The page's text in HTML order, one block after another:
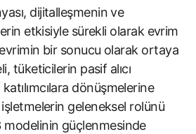
dijitalleşmenin ve
etkisiyle sürekli olarak evrim
bir sonucu olarak ortaya
tüketicilerin pasif alıcı
dönüşmelerine
geleneksel rolünü
modelinin güçlenmesinde